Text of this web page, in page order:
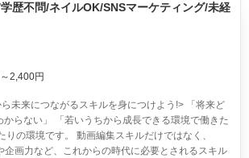
歴不問/ネイルOK/SNSマーケティング/未経
2,400円
ら未来につながるスキルを身につけよう!> 「将来ど
からない」 「若いうちから成長できる環境で働きた
りの環境です。 動画編集スキルだけではなく、
企画力など、これからの時代に必要とされるスキル